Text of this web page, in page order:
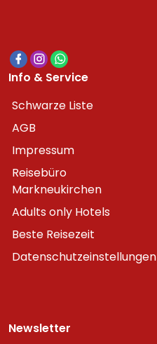
Info & Service
Schwarze Liste
AGB
Impressum
Reisebüro
Markneukirchen
Adults only Hotels
Beste Reisezeit
Datenschutzeinstellungen
Newsletter